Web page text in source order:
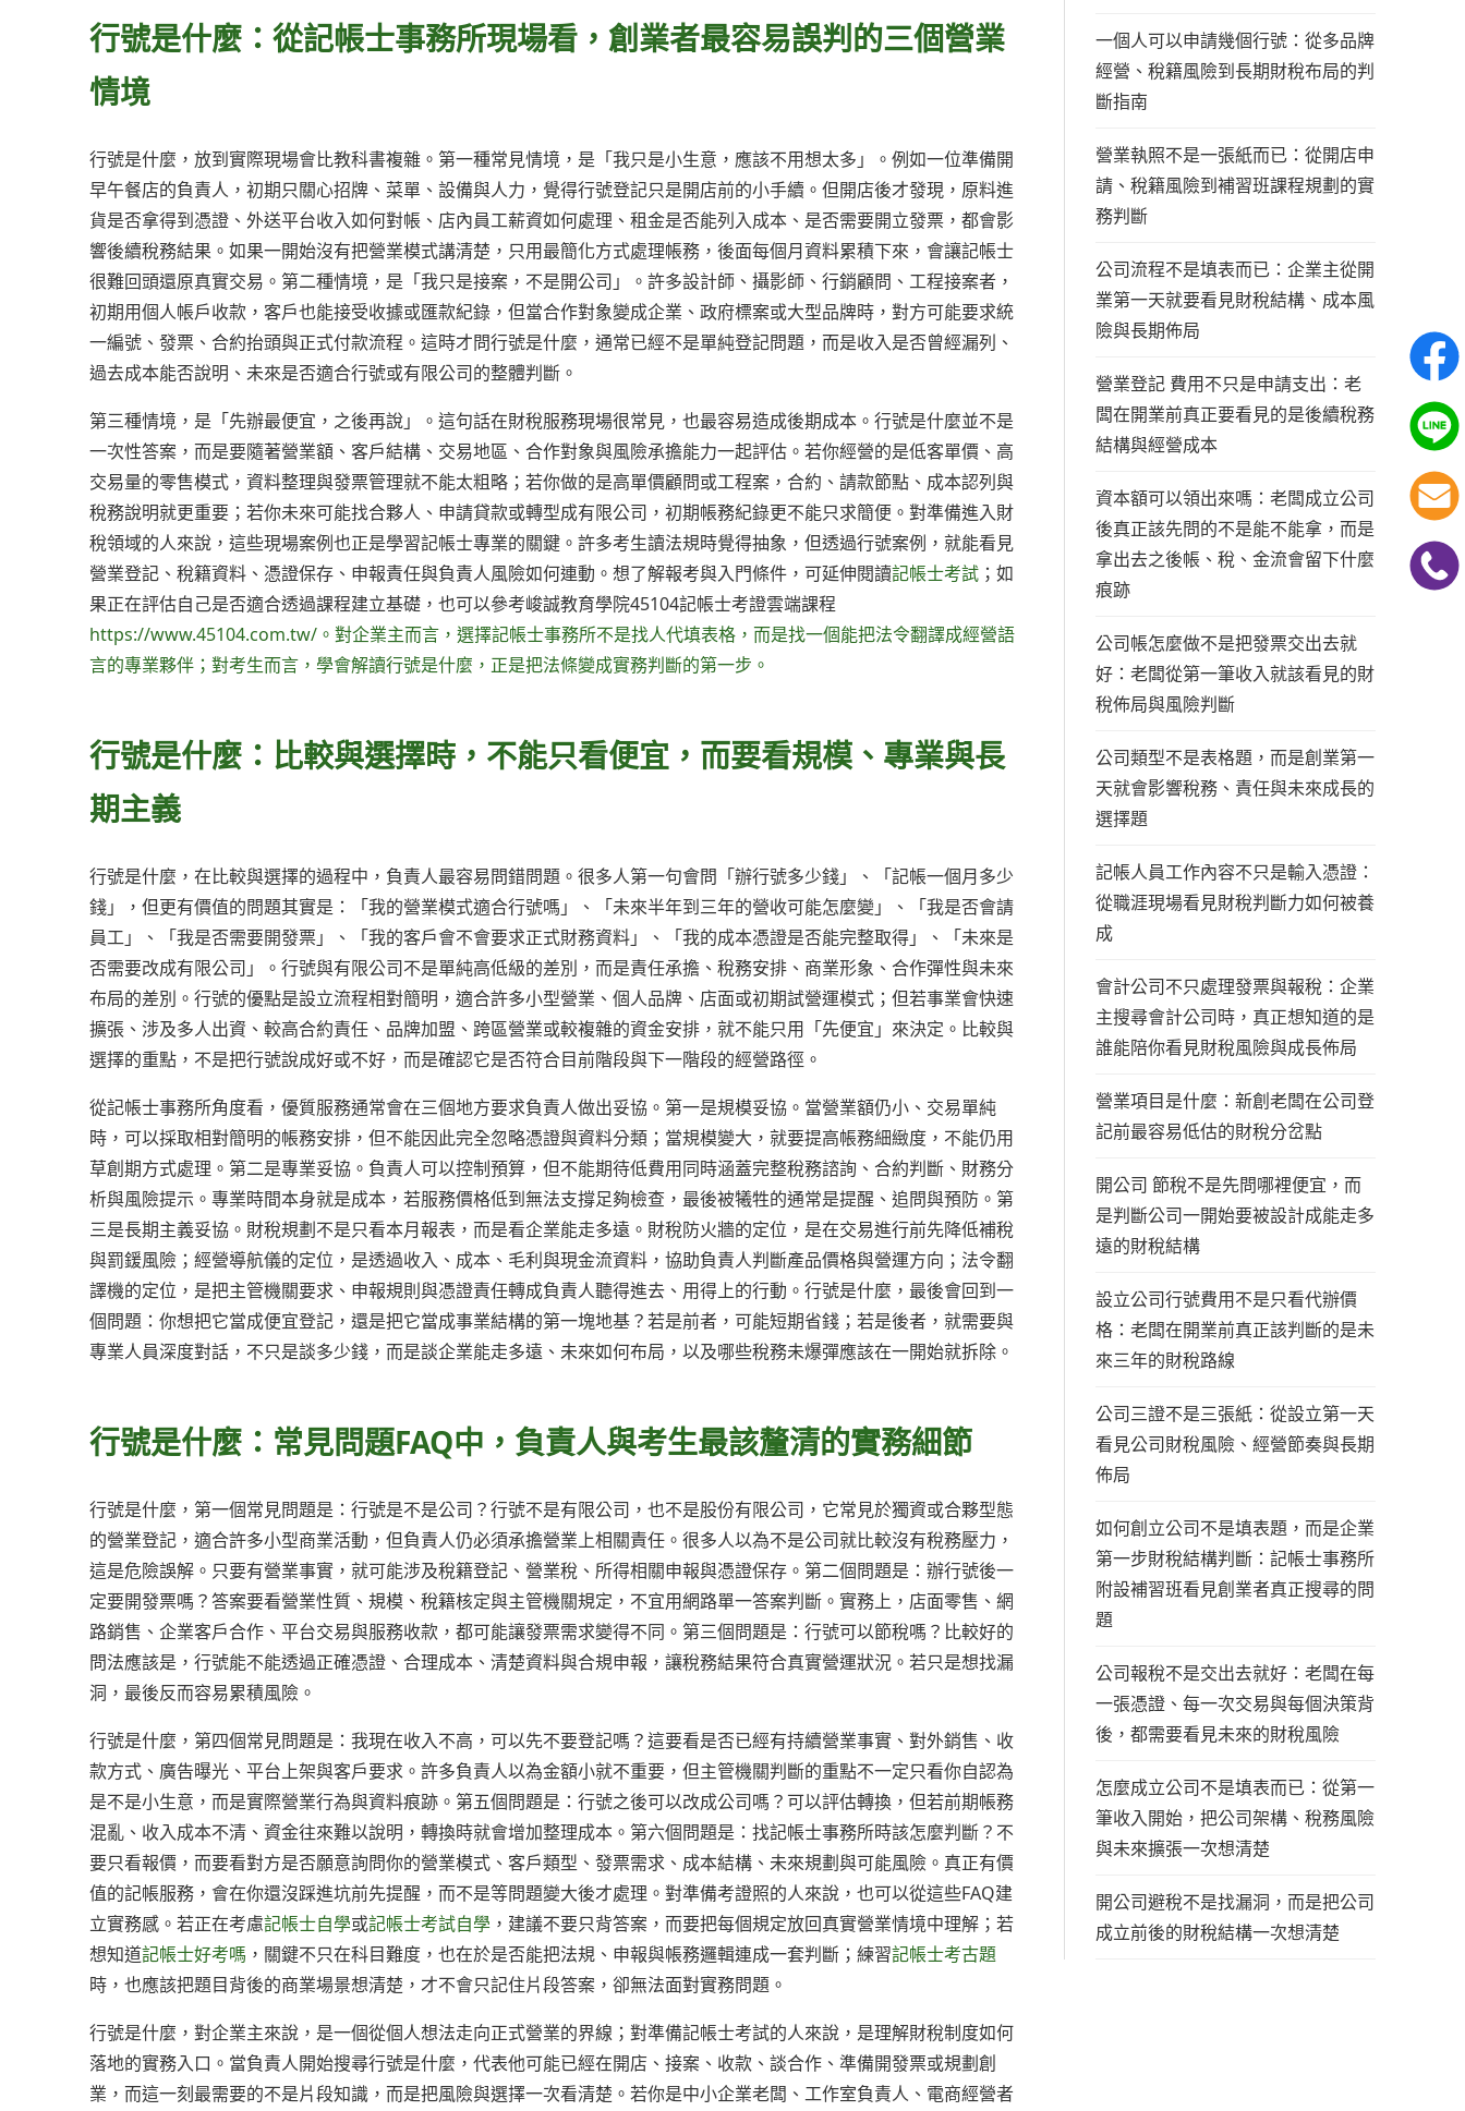
行號是什麼：從記帳士事務所現場看，創業者最容易誤判的三個營業
情境
行號是什麼，放到實際現場會比教科書複雜。第一種常見情境，是「我只是小生意，應該不用想太多」。例如一位準備開
早午餐店的負責人，初期只關心招牌、菜單、設備與人力，覺得行號登記只是開店前的小手續。但開店後才發現，原料進
貨是否拿得到憑證、外送平台收入如何對帳、店內員工薪資如何處理、租金是否能列入成本、是否需要開立發票，都會影
響後續稅務結果。如果一開始沒有把營業模式講清楚，只用最簡化方式處理帳務，後面每個月資料累積下來，會讓記帳士
很難回頭還原真實交易。第二種情境，是「我只是接案，不是開公司」。許多設計師、攝影師、行銷顧問、工程接案者，
初期用個人帳戶收款，客戶也能接受收據或匯款紀錄，但當合作對象變成企業、政府標案或大型品牌時，對方可能要求統
一編號、發票、合約抬頭與正式付款流程。這時才問行號是什麼，通常已經不是單純登記問題，而是收入是否曾經漏列、
過去成本能否說明、未來是否適合行號或有限公司的整體判斷。
第三種情境，是「先辦最便宜，之後再說」。這句話在財稅服務現場很常見，也最容易造成後期成本。行號是什麼並不是
一次性答案，而是要隨著營業額、客戶結構、交易地區、合作對象與風險承擔能力一起評估。若你經營的是低客單價、高
交易量的零售模式，資料整理與發票管理就不能太粗略；若你做的是高單價顧問或工程案，合約、請款節點、成本認列與
稅務說明就更重要；若你未來可能找合夥人、申請貸款或轉型成有限公司，初期帳務紀錄更不能只求簡便。對準備進入財
稅領域的人來說，這些現場案例也正是學習記帳士專業的關鍵。許多考生讀法規時覺得抽象，但透過行號案例，就能看見
營業登記、稅籍資料、憑證保存、申報責任與負責人風險如何連動。想了解報考與入門條件，可延伸閱讀記帳士考試 ；如
果正在評估自己是否適合透過課程建立基礎，也可以參考峻誠教育學院45104記帳士考證雲端課程
https://www.45104.com.tw/。對企業主而言，選擇記帳士事務所不是找人代填表格，而是找一個能把法令翻譯成經營語
言的專業夥伴；對考生而言，學會解讀行號是什麼，正是把法條變成實務判斷的第一步。
行號是什麼：比較與選擇時，不能只看便宜，而要看規模、專業與長
期主義
行號是什麼，在比較與選擇的過程中，負責人最容易問錯問題。很多人第一句會問「辦行號多少錢」、「記帳一個月多少
錢」，但更有價值的問題其實是：「我的營業模式適合行號嗎」、「未來半年到三年的營收可能怎麼變」、「我是否會請
員工」、「我是否需要開發票」、「我的客戶會不會要求正式財務資料」、「我的成本憑證是否能完整取得」、「未來是
否需要改成有限公司」。行號與有限公司不是單純高低級的差別，而是責任承擔、稅務安排、商業形象、合作彈性與未來
布局的差別。行號的優點是設立流程相對簡明，適合許多小型營業、個人品牌、店面或初期試營運模式；但若事業會快速
擴張、涉及多人出資、較高合約責任、品牌加盟、跨區營業或較複雜的資金安排，就不能只用「先便宜」來決定。比較與
選擇的重點，不是把行號說成好或不好，而是確認它是否符合目前階段與下一階段的經營路徑。
從記帳士事務所角度看，優質服務通常會在三個地方要求負責人做出妥協。第一是規模妥協。當營業額仍小、交易單純
時，可以採取相對簡明的帳務安排，但不能因此完全忽略憑證與資料分類；當規模變大，就要提高帳務細緻度，不能仍用
草創期方式處理。第二是專業妥協。負責人可以控制預算，但不能期待低費用同時涵蓋完整稅務諮詢、合約判斷、財務分
析與風險提示。專業時間本身就是成本，若服務價格低到無法支撐足夠檢查，最後被犧牲的通常是提醒、追問與預防。第
三是長期主義妥協。財稅規劃不是只看本月報表，而是看企業能走多遠。財稅防火牆的定位，是在交易進行前先降低補稅
與罰鍰風險；經營導航儀的定位，是透過收入、成本、毛利與現金流資料，協助負責人判斷產品價格與營運方向；法令翻
譯機的定位，是把主管機關要求、申報規則與憑證責任轉成負責人聽得進去、用得上的行動。行號是什麼，最後會回到一
個問題：你想把它當成便宜登記，還是把它當成事業結構的第一塊地基？若是前者，可能短期省錢；若是後者，就需要與
專業人員深度對話，不只是談多少錢，而是談企業能走多遠、未來如何布局，以及哪些稅務未爆彈應該在一開始就拆除。
行號是什麼：常見問題FAQ中，負責人與考生最該釐清的實務細節
行號是什麼，第一個常見問題是：行號是不是公司？行號不是有限公司，也不是股份有限公司，它常見於獨資或合夥型態
的營業登記，適合許多小型商業活動，但負責人仍必須承擔營業上相關責任。很多人以為不是公司就比較沒有稅務壓力，
這是危險誤解。只要有營業事實，就可能涉及稅籍登記、營業稅、所得相關申報與憑證保存。第二個問題是：辦行號後一
定要開發票嗎？答案要看營業性質、規模、稅籍核定與主管機關規定，不宜用網路單一答案判斷。實務上，店面零售、網
路銷售、企業客戶合作、平台交易與服務收款，都可能讓發票需求變得不同。第三個問題是：行號可以節稅嗎？比較好的
問法應該是，行號能不能透過正確憑證、合理成本、清楚資料與合規申報，讓稅務結果符合真實營運狀況。若只是想找漏
洞，最後反而容易累積風險。
行號是什麼，第四個常見問題是：我現在收入不高，可以先不要登記嗎？這要看是否已經有持續營業事實、對外銷售、收
款方式、廣告曝光、平台上架與客戶要求。許多負責人以為金額小就不重要，但主管機關判斷的重點不一定只看你自認為
是不是小生意，而是實際營業行為與資料痕跡。第五個問題是：行號之後可以改成公司嗎？可以評估轉換，但若前期帳務
混亂、收入成本不清、資金往來難以說明，轉換時就會增加整理成本。第六個問題是：找記帳士事務所時該怎麼判斷？不
要只看報價，而要看對方是否願意詢問你的營業模式、客戶類型、發票需求、成本結構、未來規劃與可能風險。真正有價
值的記帳服務，會在你還沒踩進坑前先提醒，而不是等問題變大後才處理。對準備考證照的人來說，也可以從這些FAQ建
立實務感。若正在考慮記帳士自學或記帳士考試自學 ，建議不要只背答案，而要把每個規定放回真實營業情境中理解；若
想知道記帳士好考嗎 ，關鍵不只在科目難度，也在於是否能把法規、申報與帳務邏輯連成一套判斷；練習記帳士考古題
時，也應該把題目背後的商業場景想清楚，才不會只記住片段答案，卻無法面對實務問題。
行號是什麼，對企業主來說，是一個從個人想法走向正式營業的界線；對準備記帳士考試的人來說，是理解財稅制度如何
落地的實務入口。當負責人開始搜尋行號是什麼，代表他可能已經在開店、接案、收款、談合作、準備開發票或規劃創
業，而這一刻最需要的不是片段知識，而是把風險與選擇一次看清楚。若你是中小企業老闆、工作室負責人、電商經營者
一個人可以申請幾個行號：從多品牌
經營、稅籍風險到長期財稅布局的判
斷指南
營業執照不是一張紙而已：從開店申
請、稅籍風險到補習班課程規劃的實
務判斷
公司流程不是填表而已：企業主從開
業第一天就要看見財稅結構、成本風
險與長期佈局
營業登記 費用不只是申請支出：老
闆在開業前真正要看見的是後續稅務
結構與經營成本
資本額可以領出來嗎：老闆成立公司
後真正該先問的不是能不能拿，而是
拿出去之後帳、稅、金流會留下什麼
痕跡
公司帳怎麼做不是把發票交出去就
好：老闆從第一筆收入就該看見的財
稅佈局與風險判斷
公司類型不是表格題，而是創業第一
天就會影響稅務、責任與未來成長的
選擇題
記帳人員工作內容不只是輸入憑證：
從職涯現場看見財稅判斷力如何被養
成
會計公司不只處理發票與報稅：企業
主搜尋會計公司時，真正想知道的是
誰能陪你看見財稅風險與成長佈局
營業項目是什麼：新創老闆在公司登
記前最容易低估的財稅分岔點
開公司 節稅不是先問哪裡便宜，而
是判斷公司一開始要被設計成能走多
遠的財稅結構
設立公司行號費用不是只看代辦價
格：老闆在開業前真正該判斷的是未
來三年的財稅路線
公司三證不是三張紙：從設立第一天
看見公司財稅風險、經營節奏與長期
佈局
如何創立公司不是填表題，而是企業
第一步財稅結構判斷：記帳士事務所
附設補習班看見創業者真正搜尋的問
題
公司報稅不是交出去就好：老闆在每
一張憑證、每一次交易與每個決策背
後，都需要看見未來的財稅風險
怎麼成立公司不是填表而已：從第一
筆收入開始，把公司架構、稅務風險
與未來擴張一次想清楚
開公司避稅不是找漏洞，而是把公司
成立前後的財稅結構一次想清楚